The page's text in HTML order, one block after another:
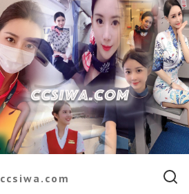
ccsiwa.com Search